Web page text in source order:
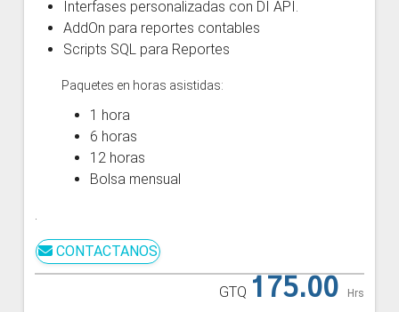
Interfases personalizadas con DI API.
AddOn para reportes contables
Scripts SQL para Reportes
Paquetes en horas asistidas:
1 hora
6 horas
12 horas
Bolsa mensual
CONTACTANOS
GTQ 175.00Hrs